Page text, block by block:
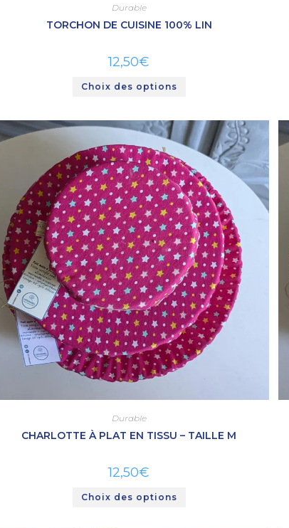
Durable
TORCHON DE CUISINE 100% LIN
12,50€
Choix des options
Durable
CHARLOTTE À PLAT EN TISSU – TAILLE M
12,50€
Choix des options